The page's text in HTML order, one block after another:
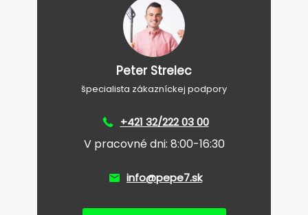
Peter Strelec
špecialista zákazníckej podpory
+421 32/222 03 00
V pracovné dni: 8:00-16:30
info@pepe7.sk